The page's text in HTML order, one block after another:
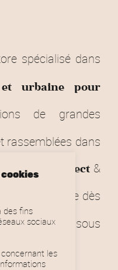
spécialisé dans
et urbaine pour
de grandes
rassemblées dans
Click and Collect&
(gratuite dès
sous
des fins
sociaux
les